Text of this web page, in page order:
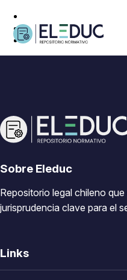
Sobre Eleduc
Repositorio legal chileno
jurisprudencia clave para el
Links